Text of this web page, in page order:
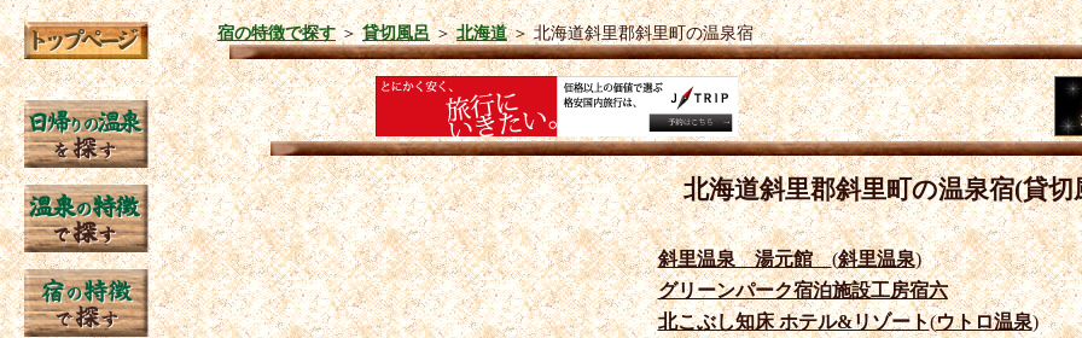
宿の特徴で探す＞貸切風呂＞北海道＞北海道斜里郡斜里町の温泉宿
北海道斜里郡斜里町の温泉宿(貸切
斜里温泉 湯元館(斜里温泉)
グリーンパーク宿泊施設工房宿六
北こぶし知床 ホテル&リゾート(ウトロ温泉)